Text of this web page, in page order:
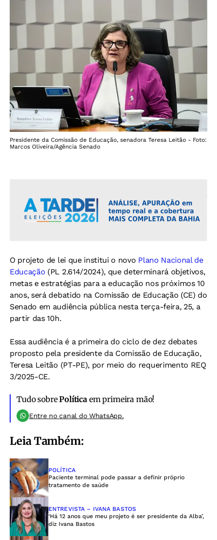
Presidente da Comissão de Educação, senadora Teresa Leitão - Foto:
Marcos Oliveira/Agência Senado
O projeto de lei que institui o novo Plano Nacional de
Educação (PL 2.614/2024), que determinará objetivos,
metas e estratégias para a educação nos próximos 10
anos, será debatido na Comissão de Educação (CE) do
Senado em audiência pública nesta terça-feira, 25, a
partir das 10h.
Essa audiência é a primeira do ciclo de dez debates
proposto pela presidente da Comissão de Educação,
Teresa Leitão (PT-PE), por meio do requerimento REQ
3/2025-CE.
Tudo sobrePolítica em primeira mão!
Entre no canal do WhatsApp.
Leia Também:
POLÍTICA
Paciente terminal pode passar a definir próprio
tratamento de saúde
ENTREVISTA – IVANA BASTOS
‘Há 12 anos que meu projeto é ser presidente da Alba’,
diz Ivana Bastos